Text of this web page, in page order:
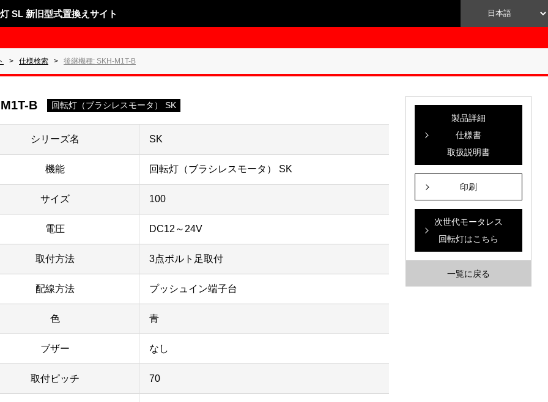
SL 新旧型式置換えサイト
仕様検索 後継機種: SKH-M1T-B
B 回転灯（ブラシレスモータ） SK
シリーズ名 SK
機能 回転灯（ブラシレスモータ） SK
サイズ 100
電圧 DC12～24V
取付方法 3点ボルト足取付
配線方法 プッシュイン端子台
色 青
ブザー なし
取付ピッチ 70
製品詳細
仕様書
取扱説明書
印刷
次世代モータレス
回転灯はこちら
一覧に戻る